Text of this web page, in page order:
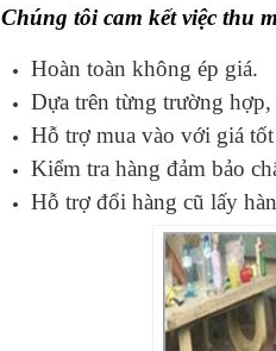
Chúng tôi cam kết việc thu
Hoàn toàn không ép giá.
Dựa trên từng trường
Hỗ trợ mua vào với giá
Kiểm tra hàng đảm bảo
Hỗ trợ đổi hàng cũ lấy